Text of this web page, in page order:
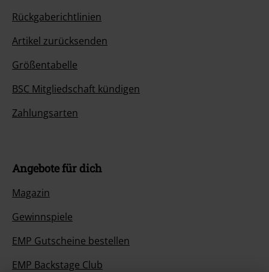
Rückgaberichtlinien
Artikel zurücksenden
Größentabelle
BSC Mitgliedschaft kündigen
Zahlungsarten
Angebote für dich
Magazin
Gewinnspiele
EMP Gutscheine bestellen
EMP Backstage Club